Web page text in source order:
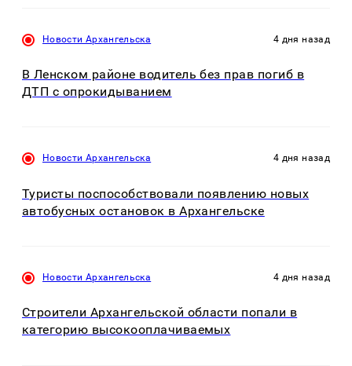
Новости Архангельска 4 дня назад
В Ленском районе водитель без прав погиб в
ДТП с опрокидыванием
Новости Архангельска 4 дня назад
Туристы поспособствовали появлению новых
автобусных остановок в Архангельске
Новости Архангельска 4 дня назад
Строители Архангельской области попали в
категорию высокооплачиваемых